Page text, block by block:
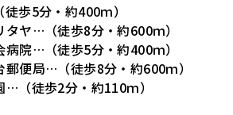
歩5分・約400ｍ）
ヤ…（徒歩8分・約600ｍ）
院…（徒歩5分・約400ｍ）
便局…（徒歩8分・約600ｍ）
（徒歩2分・約110ｍ）